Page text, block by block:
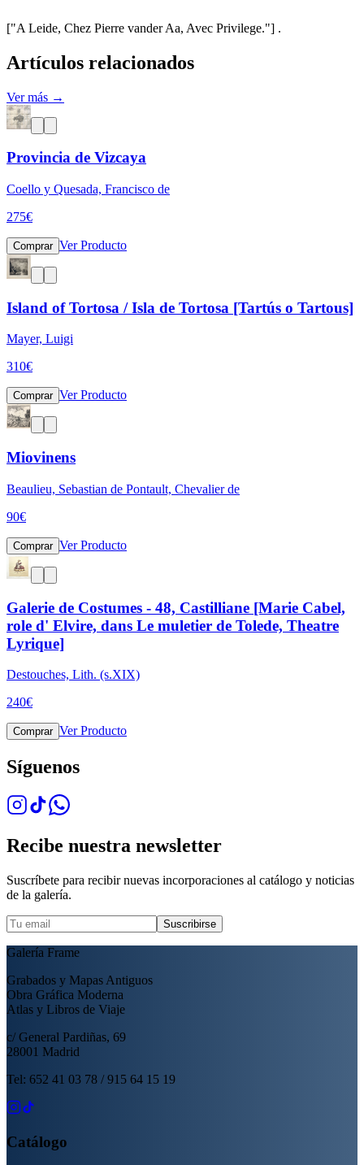
["A Leide, Chez Pierre vander Aa, Avec Privilege."] .
Artículos relacionados
Ver más →
Provincia de Vizcaya
Coello y Quesada, Francisco de
275€
Comprar Ver Producto
Island of Tortosa / Isla de Tortosa [Tartús o Tartous]
Mayer, Luigi
310€
Comprar Ver Producto
Miovinens
Beaulieu, Sebastian de Pontault, Chevalier de
90€
Comprar Ver Producto
Galerie de Costumes - 48, Castilliane [Marie Cabel,
role d' Elvire, dans Le muletier de Tolede, Theatre
Lyrique]
Destouches, Lith. (s.XIX)
240€
Comprar Ver Producto
Síguenos
Recibe nuestra newsletter
Suscríbete para recibir nuevas incorporaciones al catálogo y noticias
de la galería.
Suscribirse
Galería Frame
Grabados y Mapas Antiguos
Obra Gráfica Moderna
Atlas y Libros de Viaje
c/ General Pardiñas, 69
28001 Madrid
Tel: 652 41 03 78 / 915 64 15 19
Catálogo